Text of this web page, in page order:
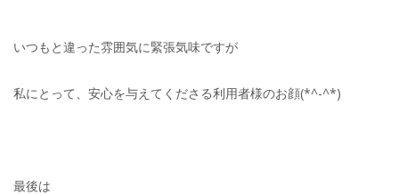
いつもと違った雰囲気に緊張気味ですが
私にとって、安心を与えてくださる利用者様のお顔(*^-^*)
最後は